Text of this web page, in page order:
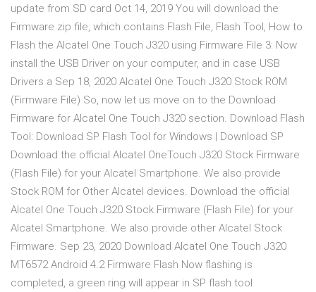
update from SD card Oct 14, 2019 You will download the
Firmware zip file, which contains Flash File, Flash Tool, How to
Flash the Alcatel One Touch J320 using Firmware File 3: Now
install the USB Driver on your computer, and in case USB
Drivers a Sep 18, 2020 Alcatel One Touch J320 Stock ROM
(Firmware File) So, now let us move on to the Download
Firmware for Alcatel One Touch J320 section. Download Flash
Tool: Download SP Flash Tool for Windows | Download SP
Download the official Alcatel OneTouch J320 Stock Firmware
(Flash File) for your Alcatel Smartphone. We also provide
Stock ROM for Other Alcatel devices. Download the official
Alcatel One Touch J320 Stock Firmware (Flash File) for your
Alcatel Smartphone. We also provide other Alcatel Stock
Firmware. Sep 23, 2020 Download Alcatel One Touch J320
MT6572 Android 4.2 Firmware Flash Now flashing is
completed, a green ring will appear in SP flash tool